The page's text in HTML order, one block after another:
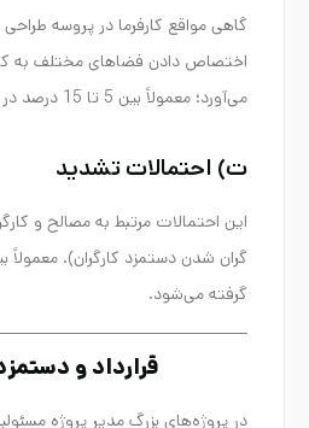
گاهی مواقع کارفرما در پروسه
اختصاص دادن فضاهای مختلف به
می‌آورد؛ معمولاً بین 5 تا 15 درصد در نظر گرفته می‌شود.
ت) احتمالات تشدید
این احتمالات مرتبط به مصالح و
گرفته می‌شود.
قرارداد و
در پروژه‌های بزرگ مدیر پروژه